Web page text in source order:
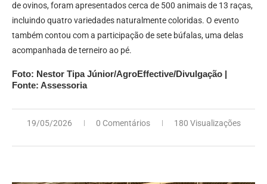
de ovinos, foram apresentados cerca de 500 animais de 13 raças,
incluindo quatro variedades naturalmente coloridas. O evento
também contou com a participação de sete búfalas, uma delas
acompanhada de terneiro ao pé.
Foto: Nestor Tipa Júnior/AgroEffective/Divulgação |
Fonte: Assessoria
19/05/2026 0 Comentários 180 Visualizações